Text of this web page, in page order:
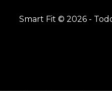
Smart Fit © 2026 -